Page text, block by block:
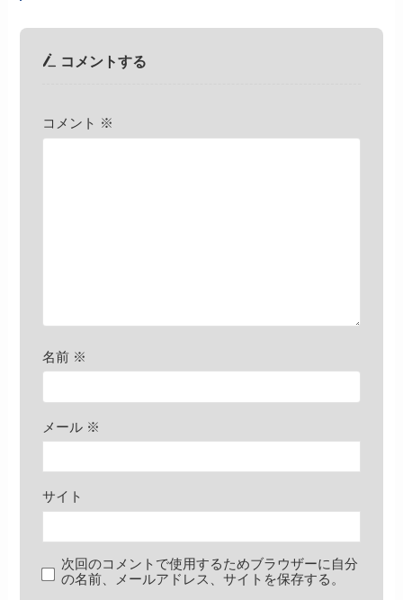
コメントする
コメント ※
名前 ※
メール ※
サイト
次回のコメントで使用するためブラウザーに自分
の名前、メールアドレス、サイトを保存する。